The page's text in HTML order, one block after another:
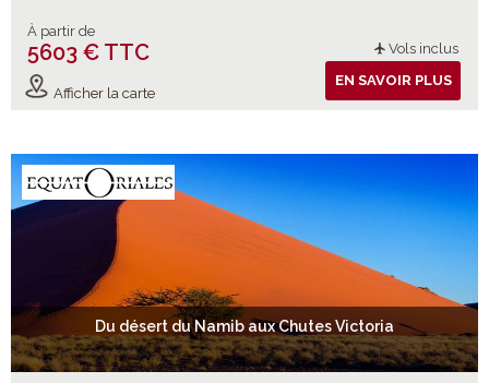
À partir de
5603 € TTC Vols inclus
Afficher la carte
EN SAVOIR PLUS
Du désert du Namib aux Chutes Victoria